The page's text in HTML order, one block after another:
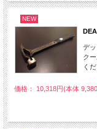
NEW
デ
ク
く
価格： 10,318円(本体